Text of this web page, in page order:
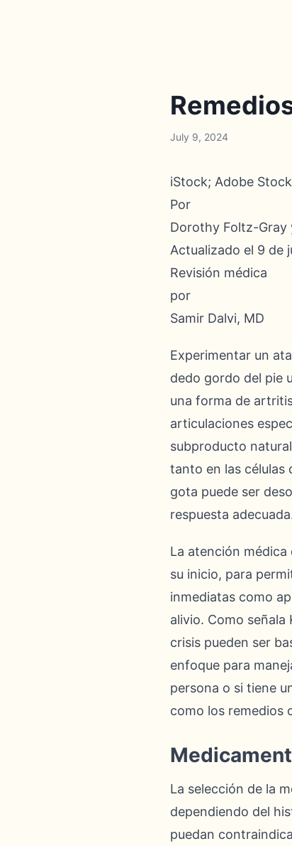
July 9, 2024
iStock; Adobe
Por
Dorothy Foltz-Gray
Actualizado el 9 de
Revisión médica
por
Samir Dalvi, MD
Experimentar un
dedo gordo del pie
una forma de
articulaciones
subproducto
tanto en las células
gota puede ser
respuesta
La atención
su inicio, para
inmediatas como
alivio. Como señala
crisis pueden ser
enfoque para
persona o si tiene
como los remedios
La selección de la
dependiendo del
puedan